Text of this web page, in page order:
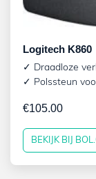
Logitech K860
✓ Draadloze
✓ Polssteun
€105.00
BEKIJK BIJ